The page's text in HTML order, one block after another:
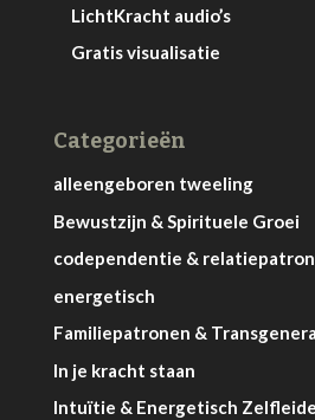
LichtKracht audio’s
Gratis visualisatie
Categorieën
alleengeboren tweeling
Bewustzijn & Spirituele Groei
codependentie &
energetisch
Familiepatronen &
In je kracht staan
Intuïtie & Energetisch